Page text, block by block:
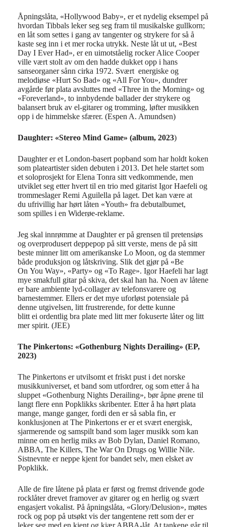
Åpningslåta, «Hollywood Baby», er et nydelig eksempel på
hvordan Tibbals leker seg seg fram til musikalske gullkorn;
en låt som settes i gang av tangenter og strykere for så å
kaste seg inn i et mer rocka utrykk. Neste låt ut ut, «Best
Day I Ever Had», er en uimotståelig rocker Alice Cooper
ville vært stolt av om den hadde dukket opp i hans
sanseorganer sånn cirka 1972. Svært energiske og
melodiøse «Hurt So Bad» og «All For You», dundrer
avgårde før plata avsluttes med «Three in the Morning» og
«Foreverland», to innbydende ballader der strykere og
balansert bruk av el-gitarer og tromming, løfter musikken
opp i de himmelske sfærer. (Espen A. Amundsen)
Daughter: «Stereo Mind Game» (album, 2023)
Daughter er et London-basert popband som har holdt koken
som plateartister siden debuten i 2013. Det hele startet som
et soloprosjekt for Elena Tonra sitt vedkommende, men
utviklet seg etter hvert til en trio med gitarist Igor Haefeli og
trommeslager Remi Aguilella på laget. Det kan være at
du ufrivillig har hørt låten «Youth» fra debutalbumet,
som spilles i en Widerøe-reklame.
Jeg skal innrømme at Daughter er på grensen til pretensiøs
og overprodusert deppepop på sitt verste, mens de på sitt
beste minner litt om amerikanske Lo Moon, og da stemmer
både produksjon og låtskriving. Slik det gjør på «Be
On You Way», «Party» og «To Rage». Igor Haefeli har lagt
mye smakfull gitar på skiva, det skal han ha. Noen av låtene
er bare ambiente lyd-collager av telefonsvarere og
barnestemmer. Ellers er det mye uforløst potensiale på
denne utgivelsen, litt frustrerende, for dette kunne
blitt ei ordentlig bra plate med litt mer fokuserte låter og litt
mer spirit. (JEE)
The Pinkertons: «Gothenburg Nights Derailing» (EP,
2023)
The Pinkertons er utvilsomt et friskt pust i det norske
musikkuniverset, et band som utfordrer, og som etter å ha
sluppet «Gothenburg Nights Derailing», bør åpne ørene til
langt flere enn Popklikks skribenter. Etter å ha hørt plata
mange, mange ganger, fordi den er så sabla fin, er
konklusjonen at The Pinkertons er er et svært energisk,
sjarmerende og samspilt band som lager musikk som kan
minne om en herlig miks av Bob Dylan, Daniel Romano,
ABBA, The Killers, The War On Drugs og Willie Nile.
Sistnevnte er neppe kjent for bandet selv, men elsket av
Popklikk.
Alle de fire låtene på plata er først og fremst drivende gode
rocklåter drevet framover av gitarer og en herlig og svært
engasjert vokalist. På åpningslåta, «Glory/Delusion», møtes
rock og pop på utsøkt vis der tangentene rett som der er
leker seg med en kjent og kjær ABBA-låt. At tankene går til